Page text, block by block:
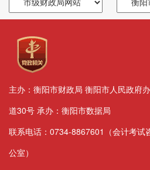
主办：衡阳市财政局 衡阳市人民政府
道30号 承办：衡阳市数据局
联系电话：0734-8867601（会计考试
公室）